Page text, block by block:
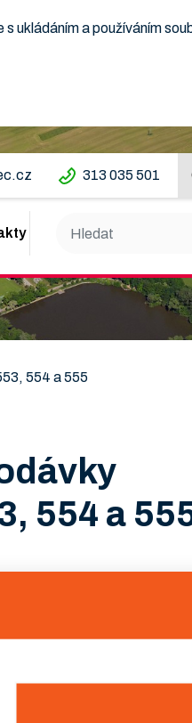
ukládáním a používáním
313 035 501
554 a 555
554 a